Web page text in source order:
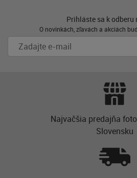
Prihláste sa k odberu
O novinkách, zľavách a akciách
Najvačšia predajňa
Slovensku